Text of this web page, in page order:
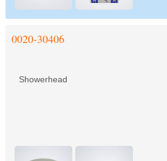
0020-30406
Showerhead